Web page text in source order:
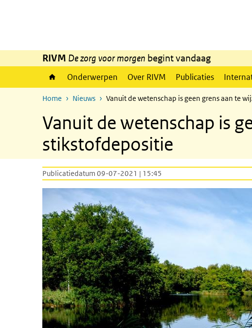
RIVM De zorg voor morgen begint vandaag
Onderwerpen Over RIVM Publicaties
Home Nieuws Vanuit de wetenschap is geen grens aan te
Vanuit de wetenschap is
stikstofdepositie
Publicatiedatum 09-07-2021 | 15:45